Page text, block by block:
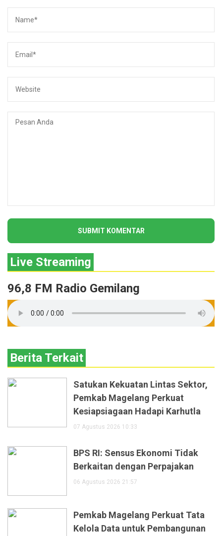
Live Streaming
96,8 FM Radio Gemilang
Berita Terkait
Satukan Kekuatan Lintas Sektor,
Pemkab Magelang Perkuat
Kesiapsiagaan Hadapi Karhutla
07 Agustus 2026 10:33
BPS RI: Sensus Ekonomi Tidak
Berkaitan dengan Perpajakan
06 Agustus 2026 21:57
Pemkab Magelang Perkuat Tata
Kelola Data untuk Pembangunan